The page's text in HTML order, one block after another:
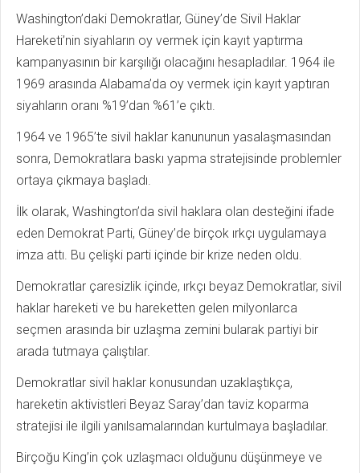
Washington’daki Demokratlar, Güney’de Sivil Haklar
Hareketi’nin siyahların oy vermek için kayıt yaptırma
kampanyasının bir karşılığı olacağını hesapladılar. 1964 ile
1969 arasında Alabama’da oy vermek için kayıt yaptıran
siyahların oranı %19’dan %61’e çıktı.
1964 ve 1965’te sivil haklar kanununun yasalaşmasından
sonra, Demokratlara baskı yapma stratejisinde problemler
ortaya çıkmaya başladı.
İlk olarak, Washington’da sivil haklara olan desteğini ifade
eden Demokrat Parti, Güney’de birçok ırkçı uygulamaya
imza attı. Bu çelişki parti içinde bir krize neden oldu.
Demokratlar çaresizlik içinde, ırkçı beyaz Demokratlar, sivil
haklar hareketi ve bu hareketten gelen milyonlarca
seçmen arasında bir uzlaşma zemini bularak partiyi bir
arada tutmaya çalıştılar.
Demokratlar sivil haklar konusundan uzaklaştıkça,
hareketin aktivistleri Beyaz Saray’dan taviz koparma
stratejisi ile ilgili yanılsamalarından kurtulmaya başladılar.
Birçoğu King’in çok uzlaşmacı olduğunu düşünmeye ve